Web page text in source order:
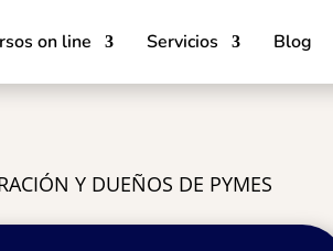
on line Servicios Blog
Y DUEÑOS DE PYMES